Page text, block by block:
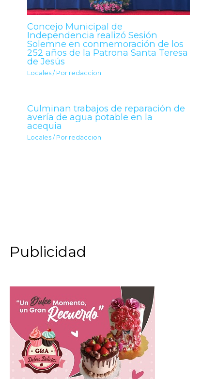
Concejo Municipal de
Independencia realizó Sesión
Solemne en conmemoración de los
252 años de la Patrona Santa Teresa
de Jesús
Locales / Por redaccion
Culminan trabajos de reparación de
avería de agua potable en la
acequia
Locales / Por redaccion
Publicidad